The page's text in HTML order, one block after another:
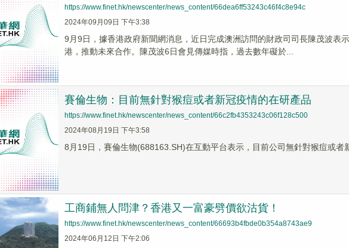
https://www.finet.hk/newscenter/news_content/66dea6ff53243c46f4c8e94c
2024年09月09日 下午3:38
9月9日，據香港政府新聞網消息，近日完成澳洲訪問的財政司司長陳茂波表
港，推動未來合作。陳茂波6日會見傳媒時指，過去數年礙於...
賽倫生物：目前無針對猴痘或者新冠疫情的在研產品
https://www.finet.hk/newscenter/news_content/66c2fb4353243c06f128c500
2024年08月19日 下午3:58
8月19日，賽倫生物(688163.SH)在互動平台表示，目前公司無針對猴痘或者
工商鋪無人問津？香港又一富豪劈價欲沽貨！
https://www.finet.hk/newscenter/news_content/66693b4fbde0b354a8743ae9
2024年06月12日 下午2:06